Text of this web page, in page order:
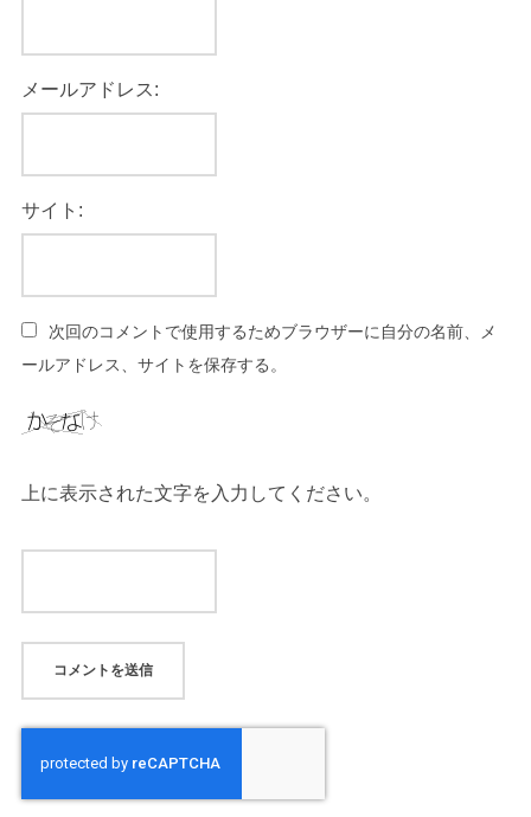
メールアドレス:
サイト:
次回のコメントで使用するためブラウザーに自分の名前、メ
ールアドレス、サイトを保存する。
上に表示された文字を入力してください。